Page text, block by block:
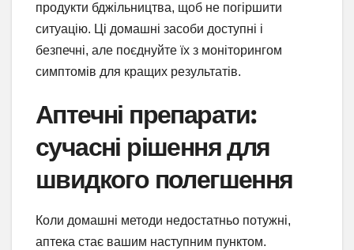
продукти бджільництва, щоб не погіршити
ситуацію. Ці домашні засоби доступні і
безпечні, але поєднуйте їх з моніторингом
симптомів для кращих результатів.
Аптечні препарати:
сучасні рішення для
швидкого полегшення
Коли домашні методи недостатньо потужні,
аптека стає вашим наступним пунктом.